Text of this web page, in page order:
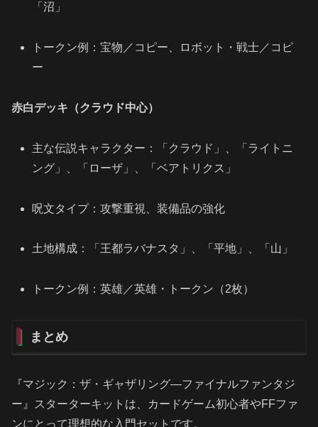
「沼」
トークン例：宝物／コピー、ロボット・戦士／コピ
ー
赤白デッキ（クラウド中心）
主な伝説キャラクター：「クラウド」、「ライトニ
ング」、「ローザ」、「ベアトリクス」
呪文タイプ：攻撃重視、装備品の強化
土地構成：「王都ラバナスタ」、「平地」、「山」
トークン例：英雄／英雄・トークン（2枚）
まとめ
『マジック：ザ・ギャザリング—ファイナルファンタジ
ー』スターターキットは、カードゲーム初心者やFFファ
ンにとって理想的な入門セットです。